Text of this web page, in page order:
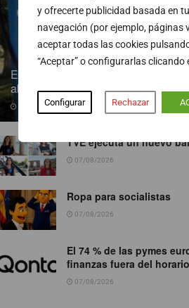
y ofrecerte publicidad basada en
navegación (por ejemplo, páginas
aceptar todas las cookies
“Aceptar” o configurarlas clicando
Configurar Rechazar
Endesa pone a disposición más de
abiertos al público
07/08/2026
TVE ejecuta un nuevo
07/08/2026
Ropa para socialistas
07/08/2026
El 74 % de las pymes
finanzas fuera del
07/08/2026